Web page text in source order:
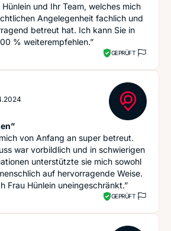
und Ihr Team, welches mich
Angelegenheit fachlich und
betreut hat. Ich kann Sie in
% weiterempfehlen.”
GEPRÜFT
von Anfang an super betreut.
war vorbildlich und in schwierigen
unterstützte sie mich sowohl
auf hervorragende Weise.
Frau Hünlein uneingeschränkt.”
GEPRÜFT